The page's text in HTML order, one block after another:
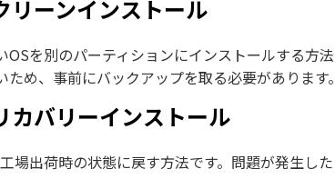
リーンインストール
OSを別のパーティションにインストールする方
ため、事前にバックアップを取る必要があります。
カバリーインストール
場出荷時の状態に戻す方法です。問題が発生し